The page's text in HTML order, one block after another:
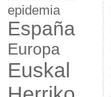
epidemia
España
Europa
Euskal